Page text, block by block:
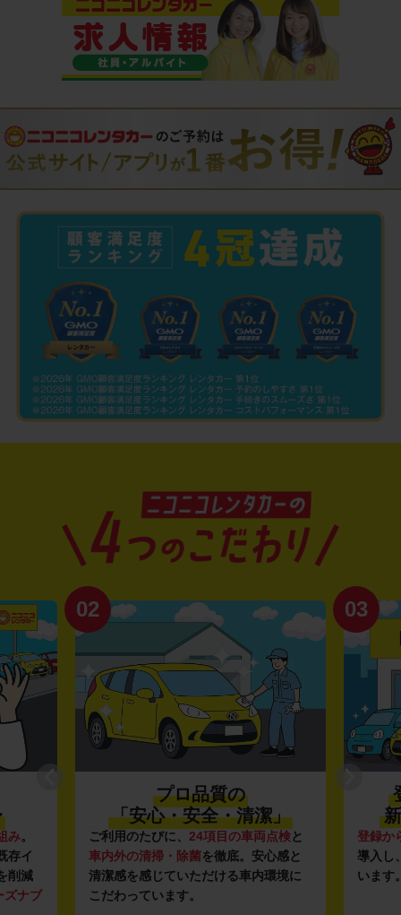
み。
存イ
削減
ズナブ
02
プロ品質の
「安心・安全・清潔」
ご利用のたびに、 24項目の車両点検と
車内外の清掃・除菌を徹底。安心感と
清潔感を感じていただける車内環境に
こだわっています。
03
登録か
導入し
います